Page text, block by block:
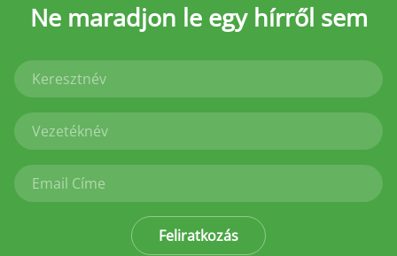
Ne maradjon le egy hírről sem
Feliratkozás